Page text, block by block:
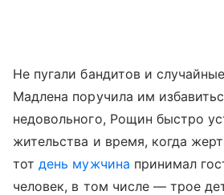
Не пугали бандитов и
Мадлена поручила им
недовольного, Рощин быстро
жительства и время, когда
тотдень мужчина принимал
человек, в том числе — трое